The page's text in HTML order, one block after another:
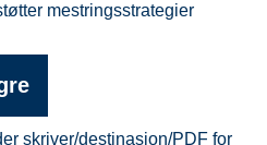
mestringsstrategier
skriver/destinasjon/PDF for